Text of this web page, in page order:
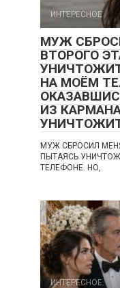
ИНТЕРЕСНОЕ
МУЖ
ВТОРОГО
НА МОЁМ
ИЗ
МУЖ СБРОСИЛ
ПЫТАЯСЬ
ТЕЛЕФОНЕ. НО,
ИНТЕРЕСНОЕ